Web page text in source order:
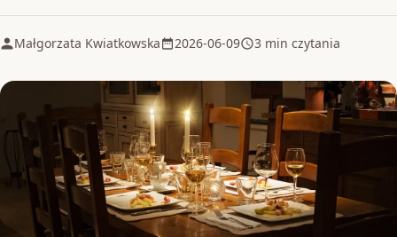
Małgorzata Kwiatkowska 2026-06-09 3 min czytania